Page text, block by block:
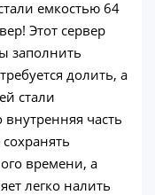
емкостью 64
Этот сервер
заполнить
долить, а
стали
внутренняя часть
времени, а
легко налить